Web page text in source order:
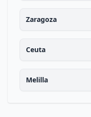
Zaragoza
Ceuta
Melilla